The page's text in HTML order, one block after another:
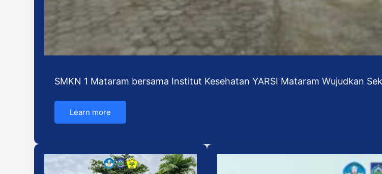
SMKN 1 Mataram bersama Institut Kesehatan YARSI Mataram Wujudkan
Learn more